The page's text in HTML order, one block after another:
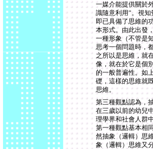
一媒介能提供關於
識隨意利用”。視
即已具備了思維的
本形式。由此出發
一種形象（不管是
思考一個問題時，
之所以是思維，就
像，就在於它是個
的一般普遍性。如
礎，這樣的思維就
思維。
第三種觀點認為，
在三歲以前的幼兒
理學界和社會人群
第一種觀點基本相
然抽象（邏輯）思
象（邏輯）思維又